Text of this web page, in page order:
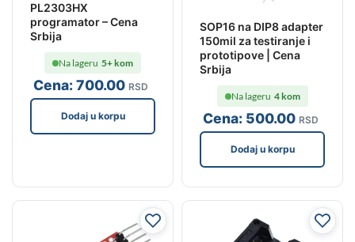
PL2303HX
programator – Cena
Srbija
Cena:700.00 RSD
Na lageru 5+ kom
Dodaj u korpu
SOP16 na DIP8 adapter
150mil za testiranje i
prototipove | Cena
Srbija
Cena: 500.00 RSD
Na lageru 4 kom
Dodaj u korpu